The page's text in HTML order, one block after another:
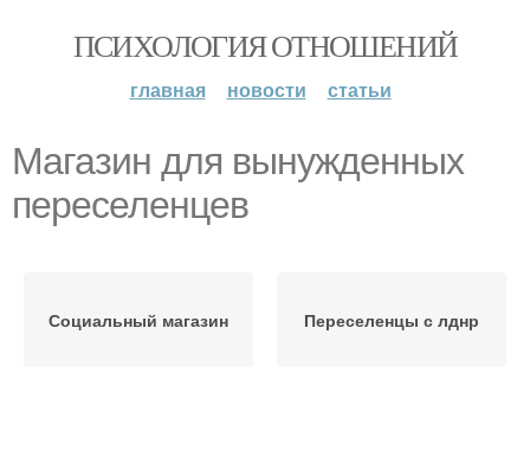
ПСИХОЛОГИЯ ОТНОШЕНИЙ
главная новости статьи
Магазин для вынужденных
переселенцев
Социальный магазин Переселенцы с лднр